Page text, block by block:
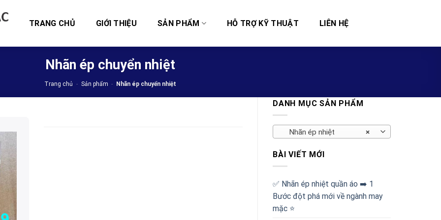
TRANG CHỦ GIỚI THIỆU SẢN PHẨM HỖ TRỢ KỸ THUẬT LIÊN HỆ
Nhãn ép chuyển nhiệt
Trang chủ - Sản phẩm - Nhãn ép chuyển nhiệt
DANH MỤC SẢN PHẨM
×
Nhãn ép nhiệt
BÀI VIẾT MỚI
✅‪ Nhãn ép nhiệt quần áo ➡️ 1
Bước đột phá mới về ngành may
mặc ⭐️